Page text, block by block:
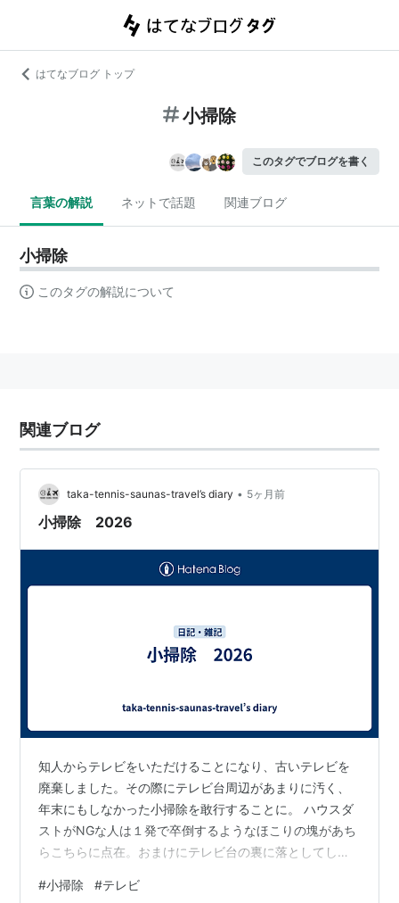
はてなブログ トップ
小掃除
このタグでブログを書く
言葉の解説 ネットで話題 関連ブログ
小掃除
このタグの解説について
関連ブログ
taka-tennis-saunas-travel’s diary • 5ヶ月前
小掃除 2026
知人からテレビをいただけることになり、古いテレビを
廃棄しました。その際にテレビ台周辺があまりに汚く、
年末にもしなかった小掃除を敢行することに。 ハウスダ
ストがNGな人は１発で卒倒するようなほこりの塊があち
らこちらに点在。おまけにテレビ台の裏に落としてしま
る出てくる。 結局ゴミ袋２袋とテレビ台の周りの掃除機
#小掃除 #テレビ